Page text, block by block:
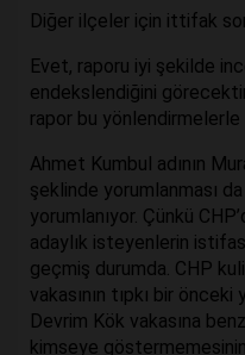
Diğer ilçeler için ittifak
Evet, raporu iyi şekilde
endekslendiğini
rapor bu yönlendirmelerle
Ahmet Kumbul adının
şeklinde yorumlanması
yorumlanıyor. Çünkü
adaylık isteyenlerin
geçmiş durumda. CHP
vakasının tıpkı bir
Devrim Kök vakasına
kimseye